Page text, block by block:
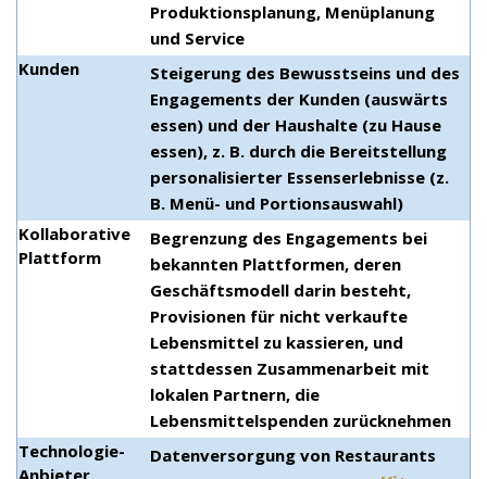
Produktionsplanung, Menüplanung
und Service
Kunden
Steigerung des Bewusstseins und des
Engagements der Kunden (auswärts
essen) und der Haushalte (zu Hause
essen), z. B. durch die Bereitstellung
personalisierter Essenserlebnisse (z.
B. Menü- und Portionsauswahl)
Kollaborative
Plattform
Begrenzung des Engagements bei
bekannten Plattformen, deren
Geschäftsmodell darin besteht,
Provisionen für nicht verkaufte
Lebensmittel zu kassieren, und
stattdessen Zusammenarbeit mit
lokalen Partnern, die
Lebensmittelspenden zurücknehmen
Technologie-
Datenversorgung von Restaurants